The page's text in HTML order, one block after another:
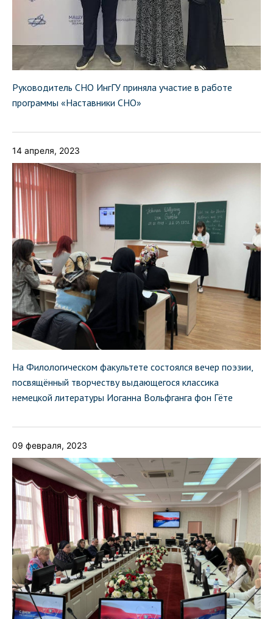
Руководитель СНО ИнгГУ приняла участие в работе
программы «Наставники СНО»
14 апреля, 2023
На Филологическом факультете состоялся вечер поэзии,
посвящённый творчеству выдающегося классика
немецкой литературы Иоганна Вольфганга фон Гёте
09 февраля, 2023